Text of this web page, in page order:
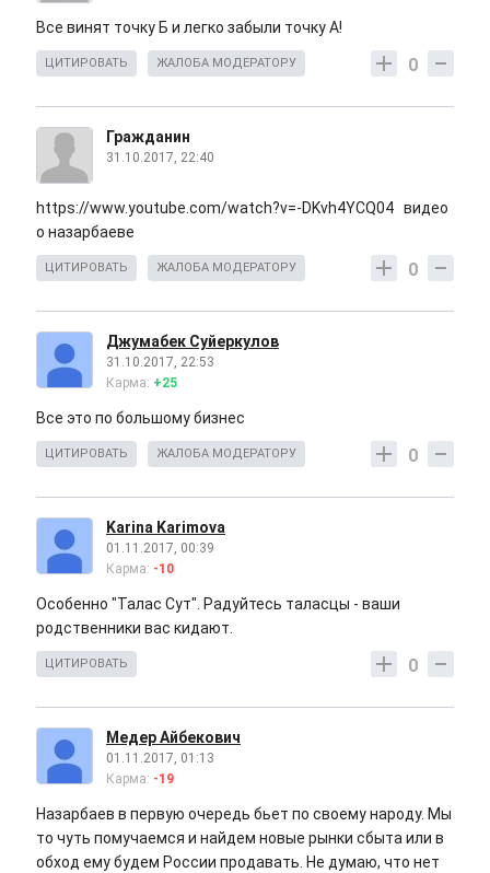
Все винят точку Б и легко забыли точку А!
0
ЦИТИРОВАТЬ ЖАЛОБА МОДЕРАТОРУ
Гражданин
31.10.2017, 22:40
https://www.youtube.com/watch?v=-DKvh4YCQ04 видео
о назарбаеве
0
ЦИТИРОВАТЬ ЖАЛОБА МОДЕРАТОРУ
Джумабек Суйеркулов
31.10.2017, 22:53
Карма: +25
Все это по большому бизнес
0
ЦИТИРОВАТЬ ЖАЛОБА МОДЕРАТОРУ
Karina Karimova
01.11.2017, 00:39
Карма: -10
Особенно "Талас Сут". Радуйтесь таласцы - ваши
родственники вас кидают.
0
ЦИТИРОВАТЬ
Медер Айбекович
01.11.2017, 01:13
Карма: -19
Назарбаев в первую очередь бьет по своему народу. Мы
то чуть помучаемся и найдем новые рынки сбыта или в
обход ему будем России продавать. Не думаю, что нет